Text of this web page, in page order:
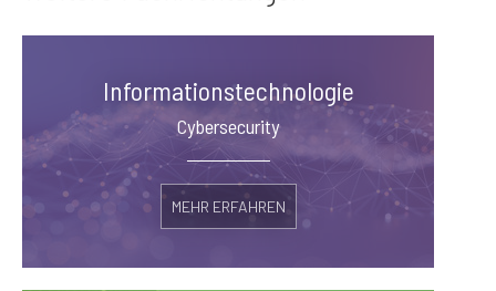
Informationstechnologie
Cybersecurity
MEHR ERFAHREN